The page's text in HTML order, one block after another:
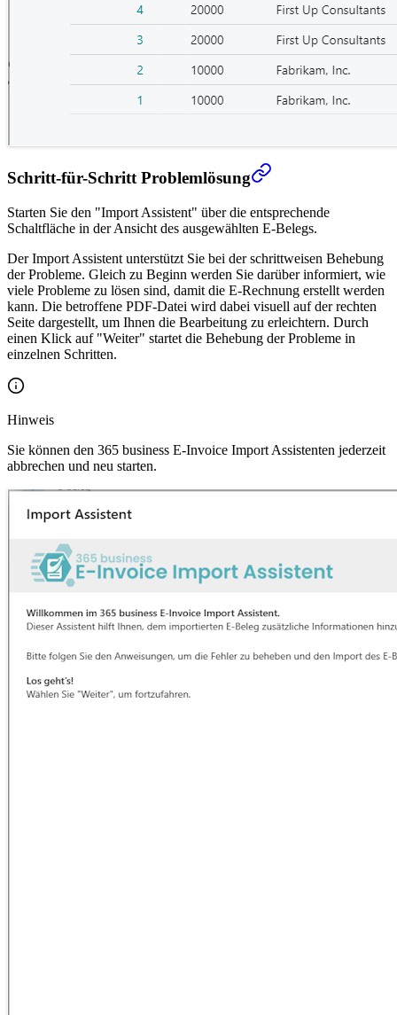
Schritt-für-Schritt Problemlösung
Starten Sie den "Import Assistent" über die entsprechende
Schaltfläche in der Ansicht des ausgewählten E-Belegs.
Der Import Assistent unterstützt Sie bei der schrittweisen Behebung
der Probleme. Gleich zu Beginn werden Sie darüber informiert, wie
viele Probleme zu lösen sind, damit die E-Rechnung erstellt werden
kann. Die betroffene PDF-Datei wird dabei visuell auf der rechten
Seite dargestellt, um Ihnen die Bearbeitung zu erleichtern. Durch
einen Klick auf "Weiter" startet die Behebung der Probleme in
einzelnen Schritten.
Hinweis
Sie können den 365 business E-Invoice Import Assistenten jederzeit
abbrechen und neu starten.